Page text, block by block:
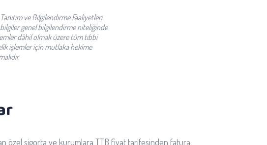
ve Bilgilendirme Faaliyetleri
genel bilgilendirme niteliğinde
dâhil olmak üzere tüm tıbbi
işlemler için mutlaka hekime
özel sigorta ve kurumlara TTB fiyat tarifesinden fatura